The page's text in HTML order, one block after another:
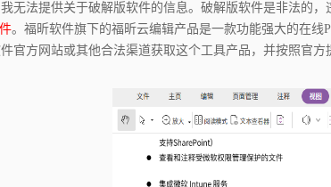
无法提供关于破解版软件的信息。破解版软件是非法的
。福昕软件旗下的福昕云编辑产品是一款功能强大的在
官方网站或其他合法渠道获取这个工具产品，并按照官方